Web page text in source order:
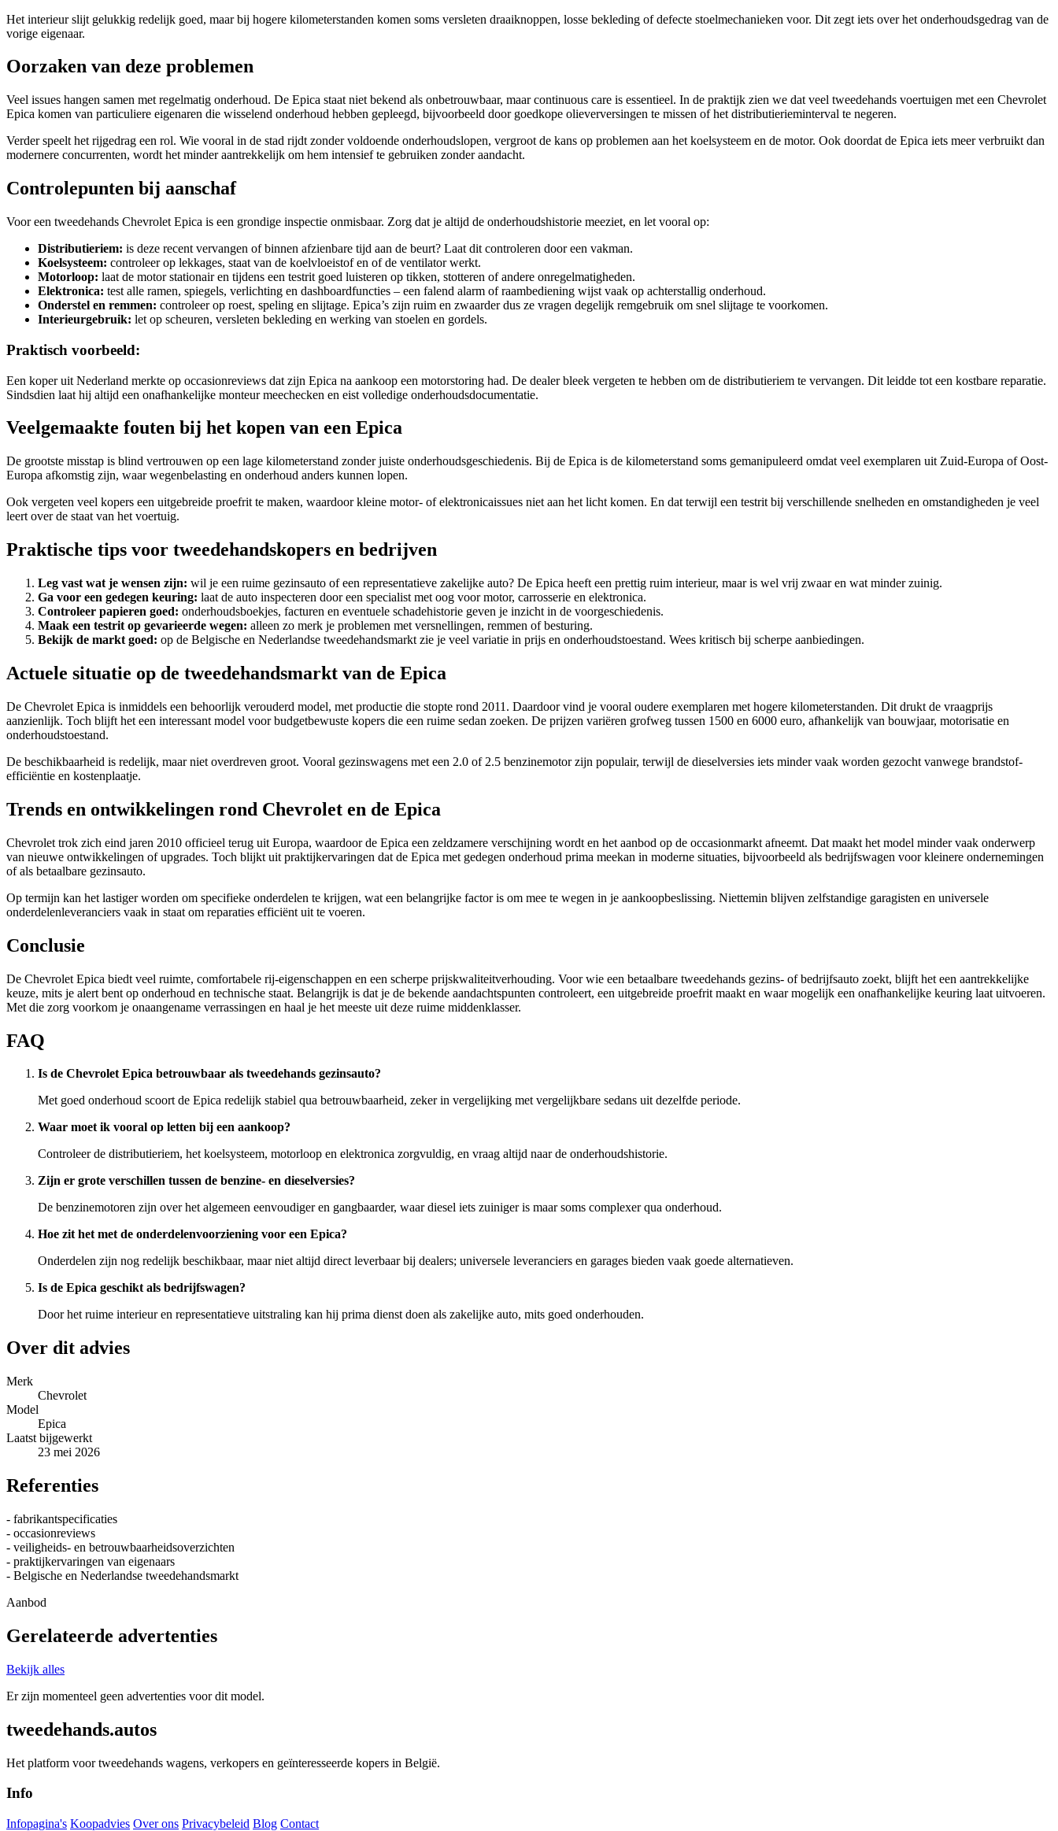
Het interieur slijt gelukkig redelijk goed, maar bij hogere kilometerstanden komen soms versleten draaiknoppen, losse bekleding of defecte stoelmechanieken voor. Dit zegt iets over het onderhoudsgedrag van de
vorige eigenaar.
Oorzaken van deze problemen
Veel issues hangen samen met regelmatig onderhoud. De Epica staat niet bekend als onbetrouwbaar, maar continuous care is essentieel. In de praktijk zien we dat veel tweedehands voertuigen met een Chevrolet
Epica komen van particuliere eigenaren die wisselend onderhoud hebben gepleegd, bijvoorbeeld door goedkope olieverversingen te missen of het distributierieminterval te negeren.
Verder speelt het rijgedrag een rol. Wie vooral in de stad rijdt zonder voldoende onderhoudslopen, vergroot de kans op problemen aan het koelsysteem en de motor. Ook doordat de Epica iets meer verbruikt dan
modernere concurrenten, wordt het minder aantrekkelijk om hem intensief te gebruiken zonder aandacht.
Controlepunten bij aanschaf
Voor een tweedehands Chevrolet Epica is een grondige inspectie onmisbaar. Zorg dat je altijd de onderhoudshistorie meeziet, en let vooral op:
Distributieriem: is deze recent vervangen of binnen afzienbare tijd aan de beurt? Laat dit controleren door een vakman.
Koelsysteem: controleer op lekkages, staat van de koelvloeistof en of de ventilator werkt.
Motorloop: laat de motor stationair en tijdens een testrit goed luisteren op tikken, stotteren of andere onregelmatigheden.
Elektronica: test alle ramen, spiegels, verlichting en dashboardfuncties – een falend alarm of raambediening wijst vaak op achterstallig onderhoud.
Onderstel en remmen: controleer op roest, speling en slijtage. Epica’s zijn ruim en zwaarder dus ze vragen degelijk remgebruik om snel slijtage te voorkomen.
Interieurgebruik: let op scheuren, versleten bekleding en werking van stoelen en gordels.
Praktisch voorbeeld:
Een koper uit Nederland merkte op occasionreviews dat zijn Epica na aankoop een motorstoring had. De dealer bleek vergeten te hebben om de distributieriem te vervangen. Dit leidde tot een kostbare reparatie.
Sindsdien laat hij altijd een onafhankelijke monteur meechecken en eist volledige onderhoudsdocumentatie.
Veelgemaakte fouten bij het kopen van een Epica
De grootste misstap is blind vertrouwen op een lage kilometerstand zonder juiste onderhoudsgeschiedenis. Bij de Epica is de kilometerstand soms gemanipuleerd omdat veel exemplaren uit Zuid-Europa of Oost-
Europa afkomstig zijn, waar wegenbelasting en onderhoud anders kunnen lopen.
Ook vergeten veel kopers een uitgebreide proefrit te maken, waardoor kleine motor- of elektronicaissues niet aan het licht komen. En dat terwijl een testrit bij verschillende snelheden en omstandigheden je veel
leert over de staat van het voertuig.
Praktische tips voor tweedehandskopers en bedrijven
Leg vast wat je wensen zijn: wil je een ruime gezinsauto of een representatieve zakelijke auto? De Epica heeft een prettig ruim interieur, maar is wel vrij zwaar en wat minder zuinig.
Ga voor een gedegen keuring: laat de auto inspecteren door een specialist met oog voor motor, carrosserie en elektronica.
Controleer papieren goed: onderhoudsboekjes, facturen en eventuele schadehistorie geven je inzicht in de voorgeschiedenis.
Maak een testrit op gevarieerde wegen: alleen zo merk je problemen met versnellingen, remmen of besturing.
Bekijk de markt goed: op de Belgische en Nederlandse tweedehandsmarkt zie je veel variatie in prijs en onderhoudstoestand. Wees kritisch bij scherpe aanbiedingen.
Actuele situatie op de tweedehandsmarkt van de Epica
De Chevrolet Epica is inmiddels een behoorlijk verouderd model, met productie die stopte rond 2011. Daardoor vind je vooral oudere exemplaren met hogere kilometerstanden. Dit drukt de vraagprijs
aanzienlijk. Toch blijft het een interessant model voor budgetbewuste kopers die een ruime sedan zoeken. De prijzen variëren grofweg tussen 1500 en 6000 euro, afhankelijk van bouwjaar, motorisatie en
onderhoudstoestand.
De beschikbaarheid is redelijk, maar niet overdreven groot. Vooral gezinswagens met een 2.0 of 2.5 benzinemotor zijn populair, terwijl de dieselversies iets minder vaak worden gezocht vanwege brandstof-
efficiëntie en kostenplaatje.
Trends en ontwikkelingen rond Chevrolet en de Epica
Chevrolet trok zich eind jaren 2010 officieel terug uit Europa, waardoor de Epica een zeldzamere verschijning wordt en het aanbod op de occasionmarkt afneemt. Dat maakt het model minder vaak onderwerp
van nieuwe ontwikkelingen of upgrades. Toch blijkt uit praktijkervaringen dat de Epica met gedegen onderhoud prima meekan in moderne situaties, bijvoorbeeld als bedrijfswagen voor kleinere ondernemingen
of als betaalbare gezinsauto.
Op termijn kan het lastiger worden om specifieke onderdelen te krijgen, wat een belangrijke factor is om mee te wegen in je aankoopbeslissing. Niettemin blijven zelfstandige garagisten en universele
onderdelenleveranciers vaak in staat om reparaties efficiënt uit te voeren.
Conclusie
De Chevrolet Epica biedt veel ruimte, comfortabele rij-eigenschappen en een scherpe prijskwaliteitverhouding. Voor wie een betaalbare tweedehands gezins- of bedrijfsauto zoekt, blijft het een aantrekkelijke
keuze, mits je alert bent op onderhoud en technische staat. Belangrijk is dat je de bekende aandachtspunten controleert, een uitgebreide proefrit maakt en waar mogelijk een onafhankelijke keuring laat uitvoeren.
Met die zorg voorkom je onaangename verrassingen en haal je het meeste uit deze ruime middenklasser.
FAQ
Is de Chevrolet Epica betrouwbaar als tweedehands gezinsauto?
Met goed onderhoud scoort de Epica redelijk stabiel qua betrouwbaarheid, zeker in vergelijking met vergelijkbare sedans uit dezelfde periode.
Waar moet ik vooral op letten bij een aankoop?
Controleer de distributieriem, het koelsysteem, motorloop en elektronica zorgvuldig, en vraag altijd naar de onderhoudshistorie.
Zijn er grote verschillen tussen de benzine- en dieselversies?
De benzinemotoren zijn over het algemeen eenvoudiger en gangbaarder, waar diesel iets zuiniger is maar soms complexer qua onderhoud.
Hoe zit het met de onderdelenvoorziening voor een Epica?
Onderdelen zijn nog redelijk beschikbaar, maar niet altijd direct leverbaar bij dealers; universele leveranciers en garages bieden vaak goede alternatieven.
Is de Epica geschikt als bedrijfswagen?
Door het ruime interieur en representatieve uitstraling kan hij prima dienst doen als zakelijke auto, mits goed onderhouden.
Over dit advies
Merk
Chevrolet
Model
Epica
Laatst bijgewerkt
23 mei 2026
Referenties
- fabrikantspecificaties
- occasionreviews
- veiligheids- en betrouwbaarheidsoverzichten
- praktijkervaringen van eigenaars
- Belgische en Nederlandse tweedehandsmarkt
Aanbod
Gerelateerde advertenties
Bekijk alles
Er zijn momenteel geen advertenties voor dit model.
tweedehands.autos
Het platform voor tweedehands wagens, verkopers en geïnteresseerde kopers in België.
Info
Infopagina's Koopadvies Over ons Privacybeleid Blog Contact